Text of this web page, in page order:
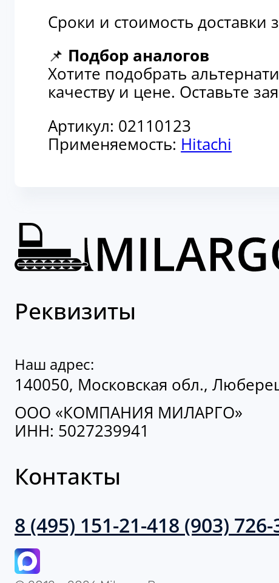
Сроки и стоимость доставки
📌 Подбор аналогов
Хотите подобрать
качеству и цене. Оставьте
Артикул: 02110123
Применяемость: Hitachi
Реквизиты
Наш адрес:
140050, Московская обл.,
ООО «КОМПАНИЯ МИЛАРГО»
ИНН: 5027239941
Контакты
8 (495) 151-21-418 (903)